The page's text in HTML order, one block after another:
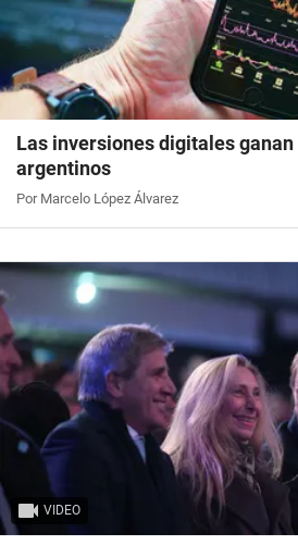
Las inversiones digitales
argentinos
Por Marcelo López Álvarez
VIDEO